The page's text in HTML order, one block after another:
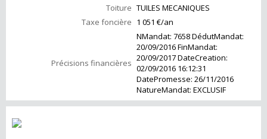
Toiture TUILES MECANIQUES
Taxe foncière 1 051 €/an
Précisions financières
NMandat: 7658 DédutMandat:
20/09/2016 FinMandat:
20/09/2017 DateCreation:
02/09/2016 16:12:31
DatePromesse: 26/11/2016
NatureMandat: EXCLUSIF